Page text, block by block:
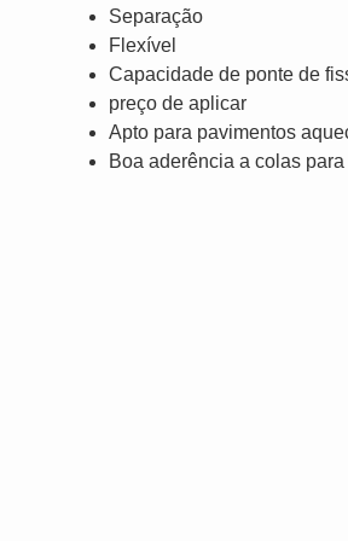
Separação
Flexível
Capacidade de ponte de
preço de aplicar
Apto para pavimentos
Boa aderência a colas